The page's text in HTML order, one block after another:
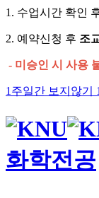
1. 수업시간 확인
2. 예약신청 후 조
- 미승인 시 사용
1주일간 보지않기
화학전공